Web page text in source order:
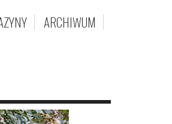
ARCHIWUM